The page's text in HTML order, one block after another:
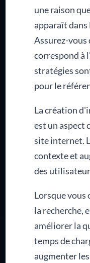
une raison
apparaît dans
Assurez-
correspond à
stratégies
pour le
La création
est un aspect
site internet.
contexte et
des
Lorsque vous
la recherche,
améliorer la
temps de
augmenter